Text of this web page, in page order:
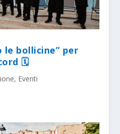
le bollicine” per
🗓
, Eventi